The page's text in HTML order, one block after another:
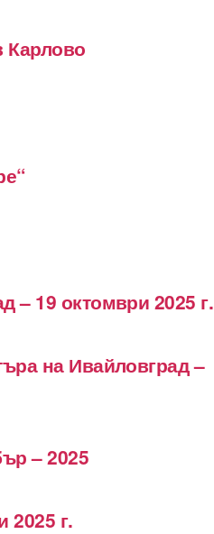
Карлово
– 19 октомври 2025 г.
на Ивайловград –
– 2025
2025 г.